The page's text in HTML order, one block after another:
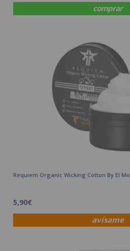
comprar
avísame
Requiem Organic Wicking Cotton By El
5,90€